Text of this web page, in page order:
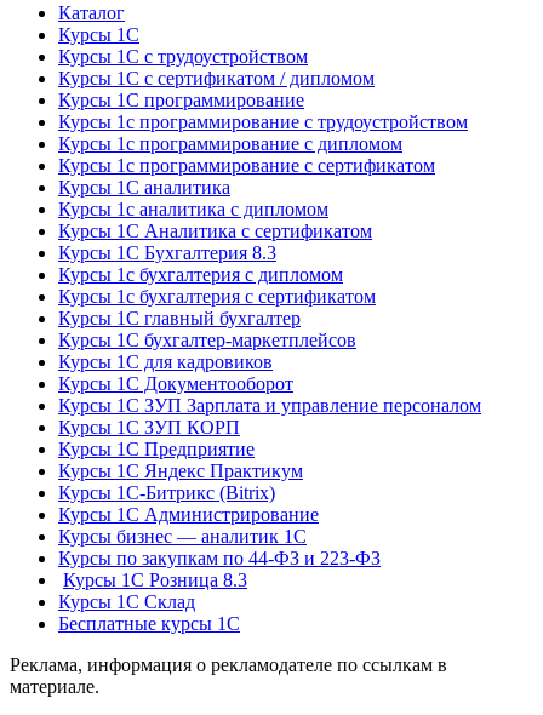
Каталог
Курсы 1С
Курсы 1С с трудоустройством
Курсы 1С с сертификатом / дипломом
Курсы 1С программирование
Курсы 1с программирование с трудоустройством
Курсы 1с программирование с дипломом
Курсы 1с программирование с сертификатом
Курсы 1С аналитика
Курсы 1с аналитика с дипломом
Курсы 1С Аналитика с сертификатом
Курсы 1С Бухгалтерия 8.3
Курсы 1с бухгалтерия с дипломом
Курсы 1с бухгалтерия с сертификатом
Курсы 1С главный бухгалтер
Курсы 1С бухгалтер-маркетплейсов
Курсы 1С для кадровиков
Курсы 1С Документооборот
Курсы 1С ЗУП Зарплата и управление персоналом
Курсы 1С ЗУП КОРП
Курсы 1С Предприятие
Курсы 1С Яндекс Практикум
Курсы 1С-Битрикс (Bitrix)
Курсы 1С Администрирование
Курсы бизнес — аналитик 1С
Курсы по закупкам по 44‑ФЗ и 223‑ФЗ
Курсы 1С Розница 8.3
Курсы 1С Склад
Бесплатные курсы 1С
Реклама, информация о рекламодателе по ссылкам в
материале.